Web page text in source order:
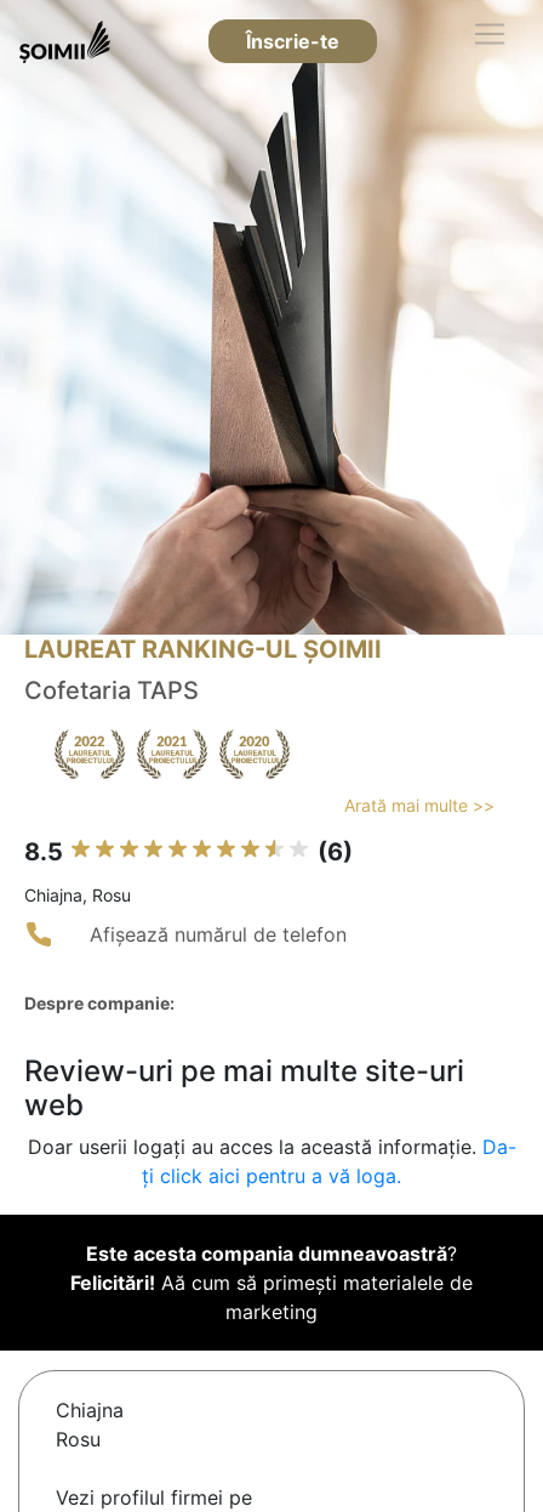
Înscrie-te
LAUREAT RANKING-UL ȘOIMII
Cofetaria TAPS
Arată mai multe >>
8.5 (6)
Chiajna, Rosu
Afișează numărul de telefon
Despre companie:
Review-uri pe mai multe site-uri
web
Doar userii logați au acces la această informație. Da-
ți click aici pentru a vă loga.
Este acesta compania dumneavoastră?
Felicitări! Aă cum să primești materialele de
marketing
Chiajna
Rosu
Vezi profilul firmei pe